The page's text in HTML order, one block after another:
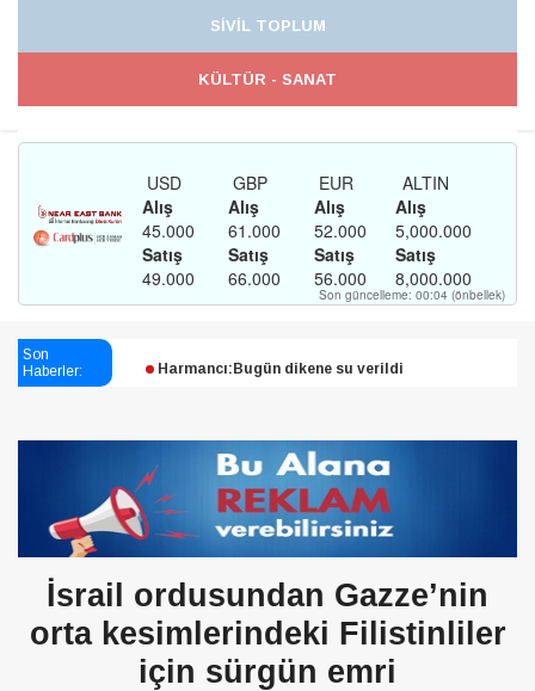
SİVİL TOPLUM
KÜLTÜR - SANAT
Son
Haberler:
Esendağlı:Adıyaman’daki süreç sona erdi, hukuk
Harmancı:Bugün dikene su verildi
Derneği:Vicdanlarınız tutsak, kalemleriniz esir
İsrail ordusundan Gazze’nin
orta kesimlerindeki Filistinliler
için sürgün emri